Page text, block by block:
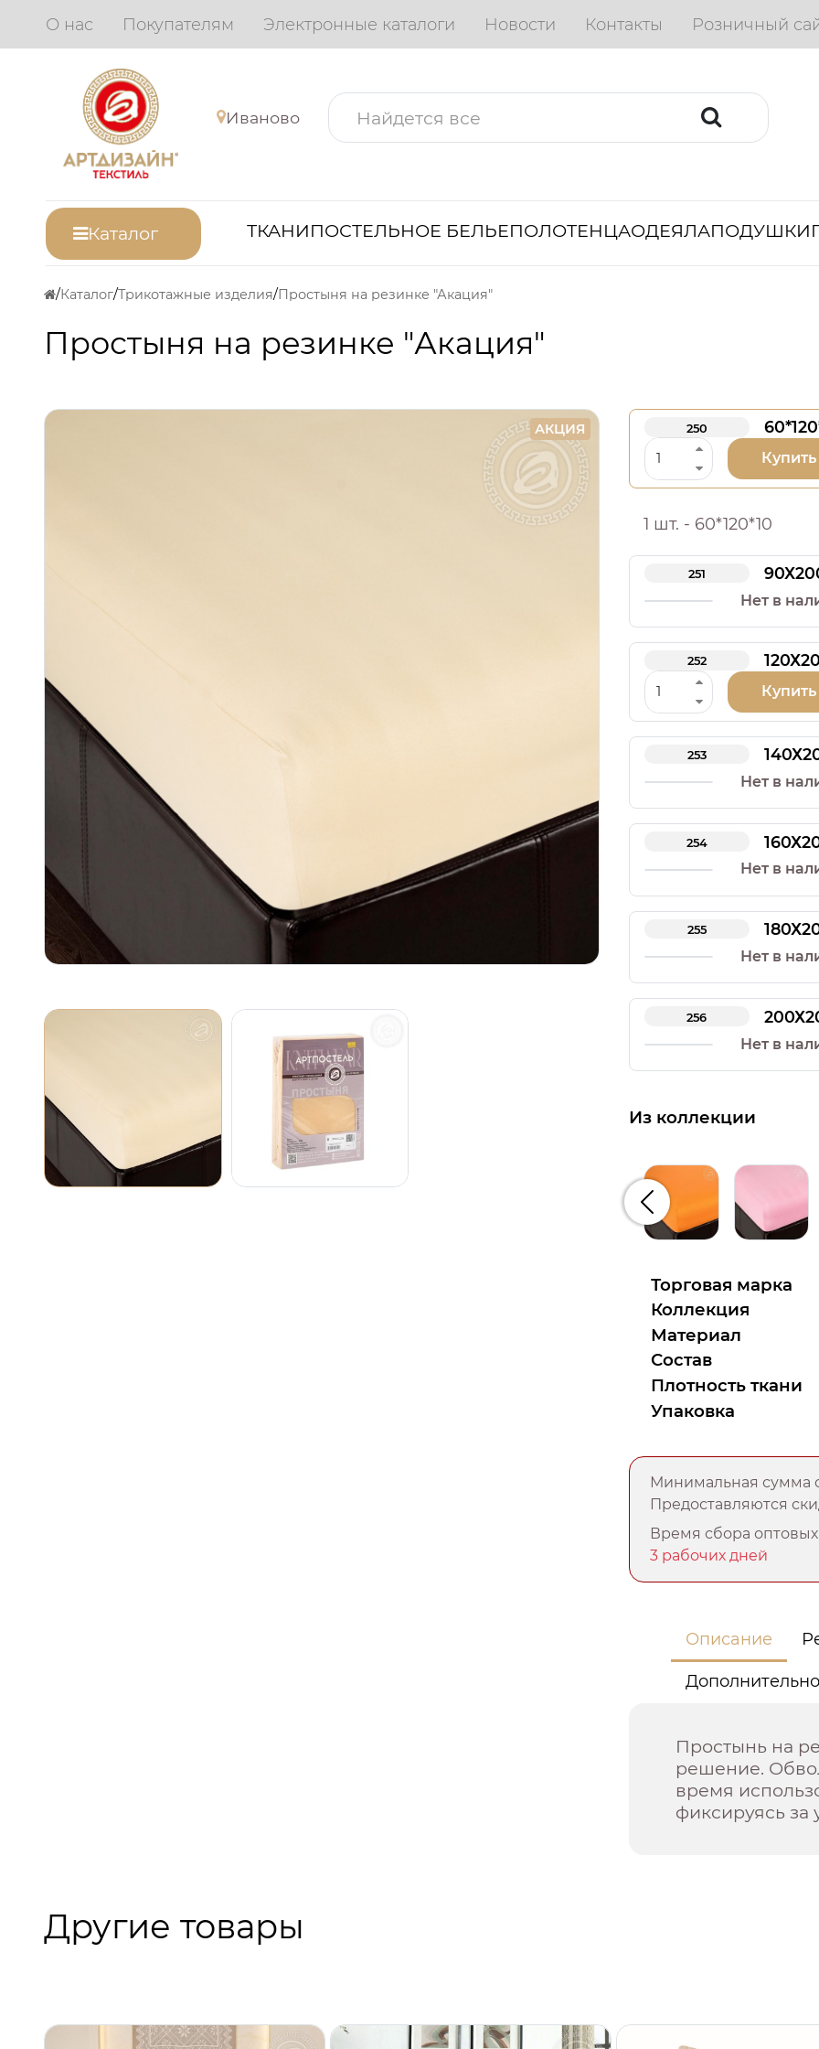
О нас Покупателям Электронные каталоги Новости Контакты Розничный
Иваново
Каталог ТКАНИПОСТЕЛЬНОЕ БЕЛЬЕПОЛОТЕНЦАОДЕЯЛАПОДУШКИ
Каталог Трикотажные изделия Простыня на резинке "Акация"
Простыня на резинке "Акация"
АКЦИЯ 250
Купить
1 шт. - 60*120*10
251
Нет в
252
Купить
253
Нет в
254
Нет в
255
Нет в
256
Нет в
Из коллекции
Предыдущий
Торговая марка
Коллекция
Материал
Состав
Плотность ткани
Упаковка
Минимальная сумма
Предоставляются
Время сбора
3 рабочих дней
Описание
Дополнительно
Простынь на
решение.
время
фиксируясь за
Другие товары